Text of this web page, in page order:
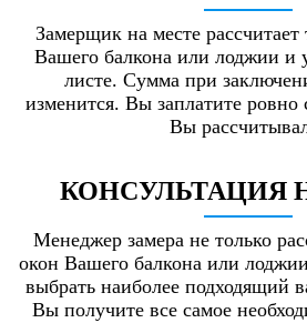
Замерщик на месте
Вашего балкона или лоджии и
листе. Сумма при
изменится. Вы заплатите ровно
Вы
КОНСУЛЬТАЦИЯ
Менеджер замера не только
окон Вашего балкона или
выбрать наиболее подходящий
Вы получите все самое